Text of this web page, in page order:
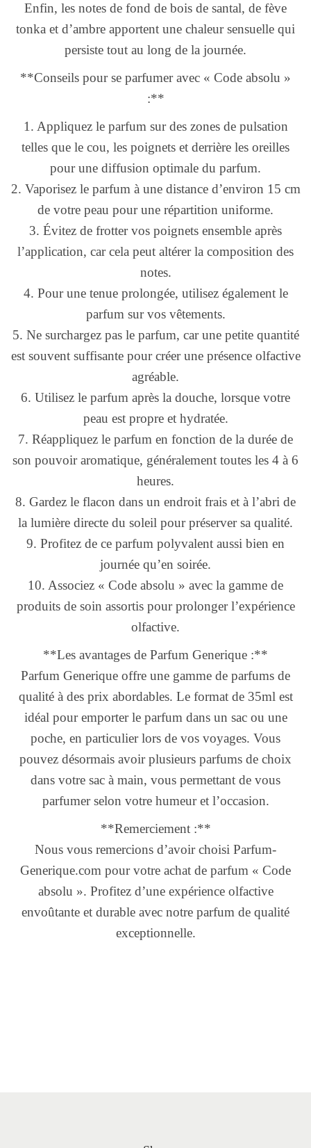
Enfin, les notes de fond de bois de santal, de fève
tonka et d’ambre apportent une chaleur sensuelle qui
persiste tout au long de la journée.
**Conseils pour se parfumer avec « Code absolu »
:**
1. Appliquez le parfum sur des zones de pulsation
telles que le cou, les poignets et derrière les oreilles
pour une diffusion optimale du parfum.
2. Vaporisez le parfum à une distance d’environ 15 cm
de votre peau pour une répartition uniforme.
3. Évitez de frotter vos poignets ensemble après
l’application, car cela peut altérer la composition des
notes.
4. Pour une tenue prolongée, utilisez également le
parfum sur vos vêtements.
5. Ne surchargez pas le parfum, car une petite quantité
est souvent suffisante pour créer une présence olfactive
agréable.
6. Utilisez le parfum après la douche, lorsque votre
peau est propre et hydratée.
7. Réappliquez le parfum en fonction de la durée de
son pouvoir aromatique, généralement toutes les 4 à 6
heures.
8. Gardez le flacon dans un endroit frais et à l’abri de
la lumière directe du soleil pour préserver sa qualité.
9. Profitez de ce parfum polyvalent aussi bien en
journée qu’en soirée.
10. Associez « Code absolu » avec la gamme de
produits de soin assortis pour prolonger l’expérience
olfactive.
**Les avantages de Parfum Generique :**
Parfum Generique offre une gamme de parfums de
qualité à des prix abordables. Le format de 35ml est
idéal pour emporter le parfum dans un sac ou une
poche, en particulier lors de vos voyages. Vous
pouvez désormais avoir plusieurs parfums de choix
dans votre sac à main, vous permettant de vous
parfumer selon votre humeur et l’occasion.
**Remerciement :**
Nous vous remercions d’avoir choisi Parfum-
Generique.com pour votre achat de parfum « Code
absolu ». Profitez d’une expérience olfactive
envoûtante et durable avec notre parfum de qualité
exceptionnelle.